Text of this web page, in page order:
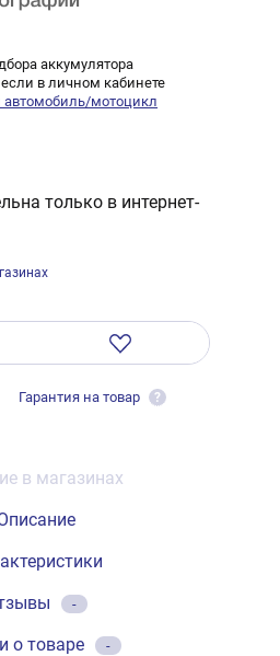
аккумулятора
в личном кабинете
автомобиль/мотоцикл
только в интернет-
Гарантия на товар ?
в магазинах
-
о товаре -